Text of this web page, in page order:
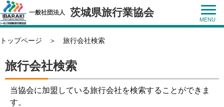
一般社団法人 茨城県旅行業協会
トップページ ＞ 旅行会社検索
旅行会社検索
当協会に加盟している旅行会社を検索することができま
す。